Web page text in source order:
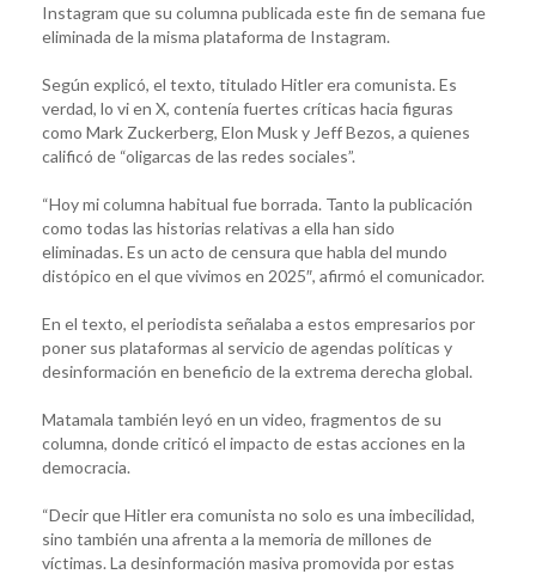
Instagram que su columna publicada este fin de semana fue
eliminada de la misma plataforma de Instagram.
Según explicó, el texto, titulado Hitler era comunista. Es
verdad, lo vi en X, contenía fuertes críticas hacia figuras
como Mark Zuckerberg, Elon Musk y Jeff Bezos, a quienes
calificó de “oligarcas de las redes sociales”.
“Hoy mi columna habitual fue borrada. Tanto la publicación
como todas las historias relativas a ella han sido
eliminadas. Es un acto de censura que habla del mundo
distópico en el que vivimos en 2025″, afirmó el comunicador.
En el texto, el periodista señalaba a estos empresarios por
poner sus plataformas al servicio de agendas políticas y
desinformación en beneficio de la extrema derecha global.
Matamala también leyó en un video, fragmentos de su
columna, donde criticó el impacto de estas acciones en la
democracia.
“Decir que Hitler era comunista no solo es una imbecilidad,
sino también una afrenta a la memoria de millones de
víctimas. La desinformación masiva promovida por estas